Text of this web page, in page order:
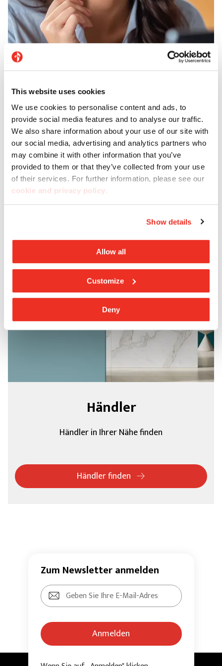
This website uses cookies
We use cookies to personalise content and ads, to
provide social media features and to analyse our traffic.
We also share information about your use of our site with
our social media, advertising and analytics partners who
may combine it with other information that you’ve
provided to them or that they’ve collected from your use
of their services. For further information, please see our
cookie and privacy policy.
Show details
Allow all
Customize
Deny
Brauchen Sie Hilfe? Casalgrande Padana bietet
Ihnen einen Kundendienst, der Ihnen die
gewünschte Unterstützung und Beratung bietet.
Kontaktieren Sie uns
Händler
Händler in Ihrer Nähe finden
Händler finden
Zum Newsletter anmelden
Anmelden